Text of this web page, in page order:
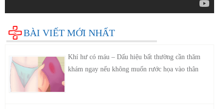
BÀI VIẾT MỚI NHẤT
Khí hư có máu – Dấu hiệu bất thường cần thăm
khám ngay nếu không muốn rước họa vào thân